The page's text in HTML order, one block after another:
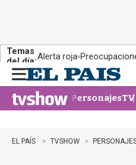
Temas
del día:Alerta roja
n
u
Personajes
EL PAÍS TVSHOW